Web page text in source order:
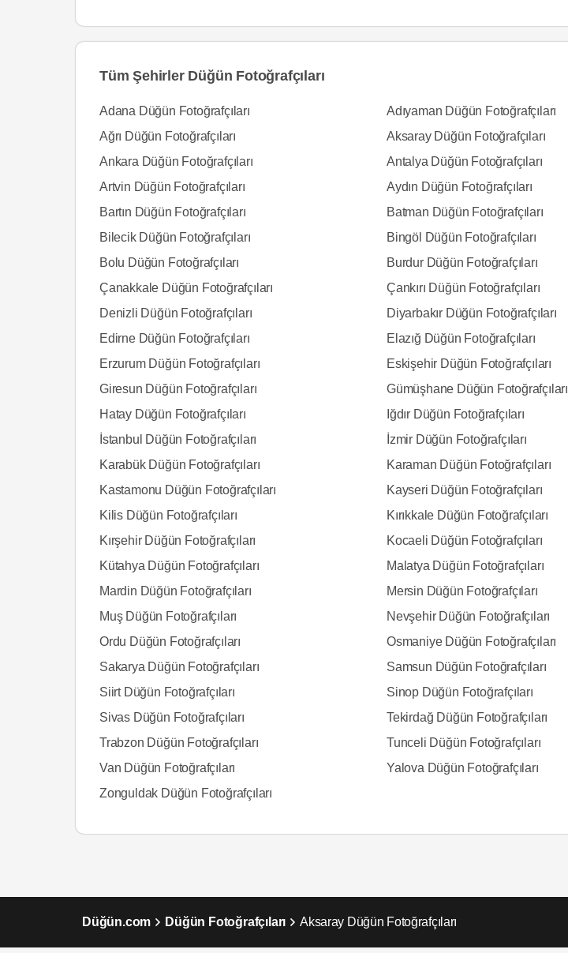
Tüm Şehirler Düğün Fotoğrafçıları
Adana Düğün Fotoğrafçıları Adıyaman Düğün Fotoğrafçıları
Ağrı Düğün Fotoğrafçıları
Aksaray Düğün Fotoğrafçıları
Ankara Düğün Fotoğrafçıları
Antalya Düğün Fotoğrafçıları
Artvin Düğün Fotoğrafçıları
Aydın Düğün Fotoğrafçıları
Bartın Düğün Fotoğrafçıları
Batman Düğün Fotoğrafçıları
Bilecik Düğün Fotoğrafçıları
Bingöl Düğün Fotoğrafçıları
Bolu Düğün Fotoğrafçıları
Burdur Düğün Fotoğrafçıları
Çanakkale Düğün Fotoğrafçıları
Çankırı Düğün Fotoğrafçıları
Denizli Düğün Fotoğrafçıları
Diyarbakır Düğün Fotoğrafçıları
Edirne Düğün Fotoğrafçıları
Elazığ Düğün Fotoğrafçıları
Erzurum Düğün Fotoğrafçıları
Eskişehir Düğün Fotoğrafçıları
Giresun Düğün Fotoğrafçıları
Gümüşhane Düğün Fotoğrafçıları
Hatay Düğün Fotoğrafçıları
Iğdır Düğün Fotoğrafçıları
İstanbul Düğün Fotoğrafçıları
İzmir Düğün Fotoğrafçıları
Karabük Düğün Fotoğrafçıları
Karaman Düğün Fotoğrafçıları
Kastamonu Düğün Fotoğrafçıları
Kayseri Düğün Fotoğrafçıları
Kilis Düğün Fotoğrafçıları
Kırıkkale Düğün Fotoğrafçıları
Kırşehir Düğün Fotoğrafçıları
Kocaeli Düğün Fotoğrafçıları
Kütahya Düğün Fotoğrafçıları
Malatya Düğün Fotoğrafçıları
Mardin Düğün Fotoğrafçıları
Mersin Düğün Fotoğrafçıları
Muş Düğün Fotoğrafçıları
Nevşehir Düğün Fotoğrafçıları
Ordu Düğün Fotoğrafçıları
Osmaniye Düğün Fotoğrafçıları
Sakarya Düğün Fotoğrafçıları
Samsun Düğün Fotoğrafçıları
Siirt Düğün Fotoğrafçıları
Sinop Düğün Fotoğrafçıları
Sivas Düğün Fotoğrafçıları
Tekirdağ Düğün Fotoğrafçıları
Trabzon Düğün Fotoğrafçıları
Tunceli Düğün Fotoğrafçıları
Van Düğün Fotoğrafçıları
Yalova Düğün Fotoğrafçıları
Zonguldak Düğün Fotoğrafçıları
Düğün.com Düğün Fotoğrafçıları Aksaray Düğün Fotoğrafçıları